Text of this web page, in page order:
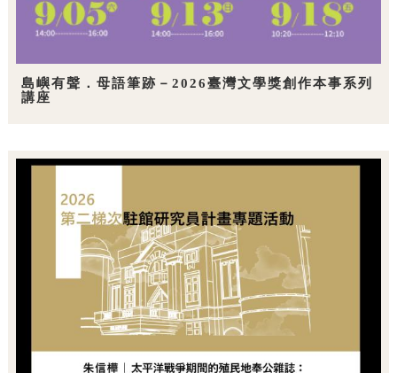
島嶼有聲．母語筆跡－2026臺灣文學獎創作本事系列
講座